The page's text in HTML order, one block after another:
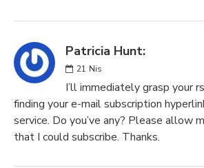
Patricia Hunt:
21 Nis
I’ll immediately grasp your
finding your e-mail subscription
service. Do you’ve any? Please allow
that I could subscribe. Thanks.